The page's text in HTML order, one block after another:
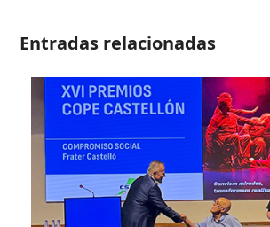
Entradas relacionadas